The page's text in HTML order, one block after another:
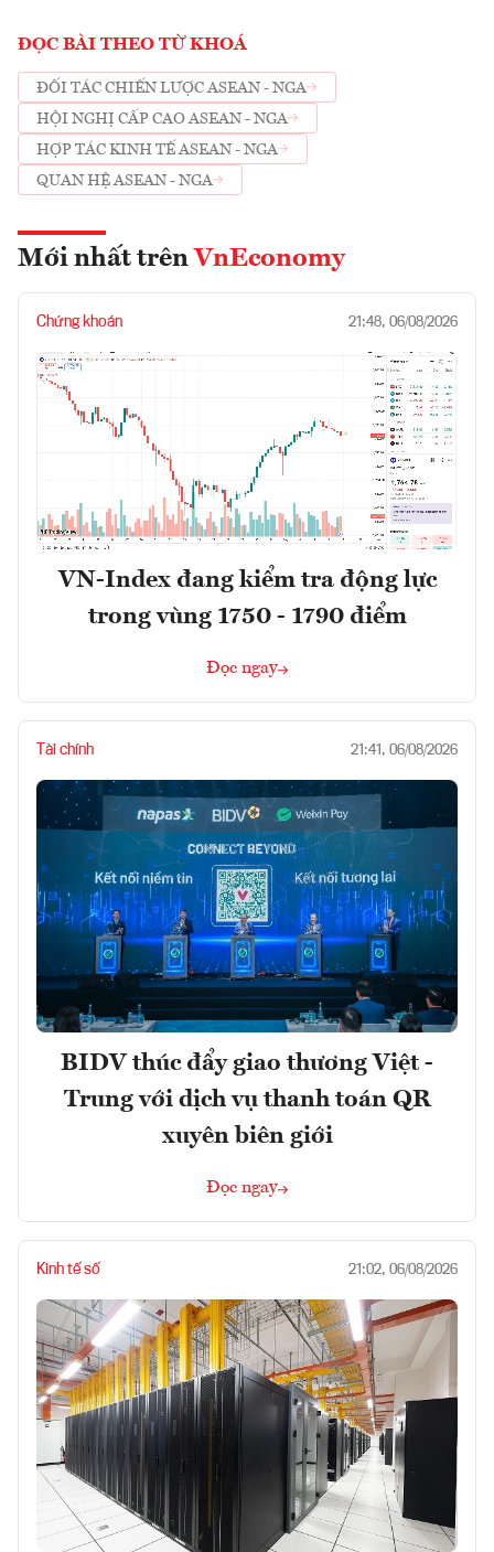
ĐỌC BÀI THEO TỪ KHOÁ
ĐỐI TÁC CHIẾN LƯỢC ASEAN - NGA
HỘI NGHỊ CẤP CAO ASEAN - NGA
HỢP TÁC KINH TẾ ASEAN - NGA
QUAN HỆ ASEAN - NGA
Mới nhất trên VnEconomy
Chứng khoán 21:48, 06/08/2026
VN-Index đang kiểm tra động lực
trong vùng 1750 - 1790 điểm
Đọc ngay
Tài chính 21:41, 06/08/2026
BIDV thúc đẩy giao thương Việt -
Trung với dịch vụ thanh toán QR
xuyên biên giới
Đọc ngay
Kinh tế số 21:02, 06/08/2026